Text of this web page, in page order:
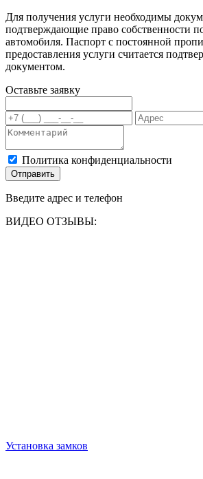
Для получения услуги необходимы
подтверждающие право собственности
автомобиля. Паспорт с постоянной
предоставления услуги считается
документом.
Оставьте заявку
Политика конфиденциальности
Отправить
Введите адрес и телефон
ВИДЕО ОТЗЫВЫ:
Установка замков